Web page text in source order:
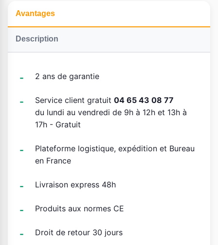
Avantages
Description
2 ans de garantie
Service client gratuit 04 65 43 08 77
du lundi au vendredi de 9h à 12h et 13h à
17h - Gratuit
Plateforme logistique, expédition et Bureau
en France
Livraison express 48h
Produits aux normes CE
Droit de retour 30 jours